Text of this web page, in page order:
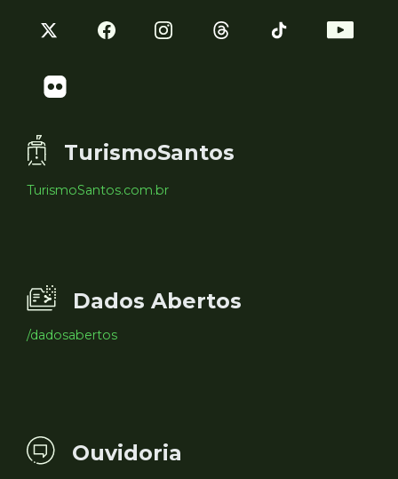
TurismoSantos
TurismoSantos.com.br
Dados Abertos
/dadosabertos
Ouvidoria